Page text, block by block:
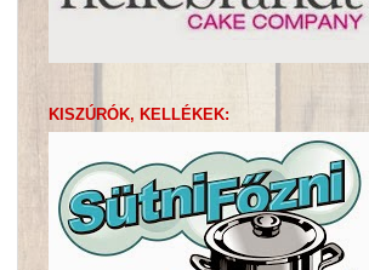
KISZÚRÓK, KELLÉKEK: